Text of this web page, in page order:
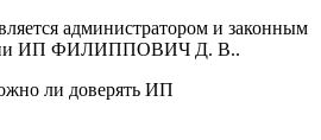
администратором и законным
ИП ФИЛИППОВИЧ Д. В..
ли доверять ИП